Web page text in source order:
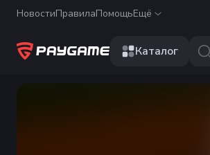
НовостиПравилаПомощьЕщё
Каталог